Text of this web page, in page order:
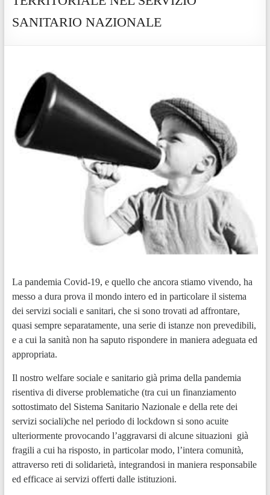
SANITARIO NAZIONALE
La pandemia Covid-19, e quello che ancora stiamo vivendo, ha
messo a dura prova il mondo intero ed in particolare il sistema
dei servizi sociali e sanitari, che si sono trovati ad affrontare,
quasi sempre separatamente, una serie di istanze non prevedibili,
e a cui la sanità non ha saputo rispondere in maniera adeguata ed
appropriata.
Il nostro welfare sociale e sanitario già prima della pandemia
risentiva di diverse problematiche (tra cui un finanziamento
sottostimato del Sistema Sanitario Nazionale e della rete dei
servizi sociali)che nel periodo di lockdown si sono acuite
ulteriormente provocando l’aggravarsi di alcune situazioni già
fragili a cui ha risposto, in particolar modo, l’intera comunità,
attraverso reti di solidarietà, integrandosi in maniera responsabile
ed efficace ai servizi offerti dalle istituzioni.